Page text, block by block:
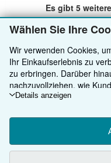
Wählen Sie Ihre
Wir verwenden Cookies,
Ihr Einkaufserlebnis zu
zu erbringen. Darüber
nachzuvollziehen, wie
die Erfassung von
Cookies von
darzustellen und die
Sie „Ablehnen" aus, um
mehr zu erfahren. Sie
Details anzeigen
Es gibt 5
Alle
Kaufen
Detailsuche
Sammlungen
Anbieten
Verkäufer werden
Über uns